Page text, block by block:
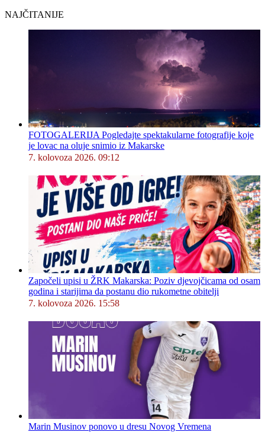
NAJČITANIJE
FOTOGALERIJA Pogledajte spektakularne fotografije koje
je lovac na oluje snimio iz Makarske
7. kolovoza 2026. 09:12
Započeli upisi u ŽRK Makarska: Poziv djevojčicama od osam
godina i starijima da postanu dio rukometne obitelji
7. kolovoza 2026. 15:58
Marin Musinov ponovo u dresu Novog Vremena